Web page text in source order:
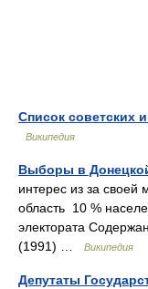
Список советских
Википедия
Выборы в
интерес из за своей
область 10 %
электората
(1991) …
Википедия
Депутаты